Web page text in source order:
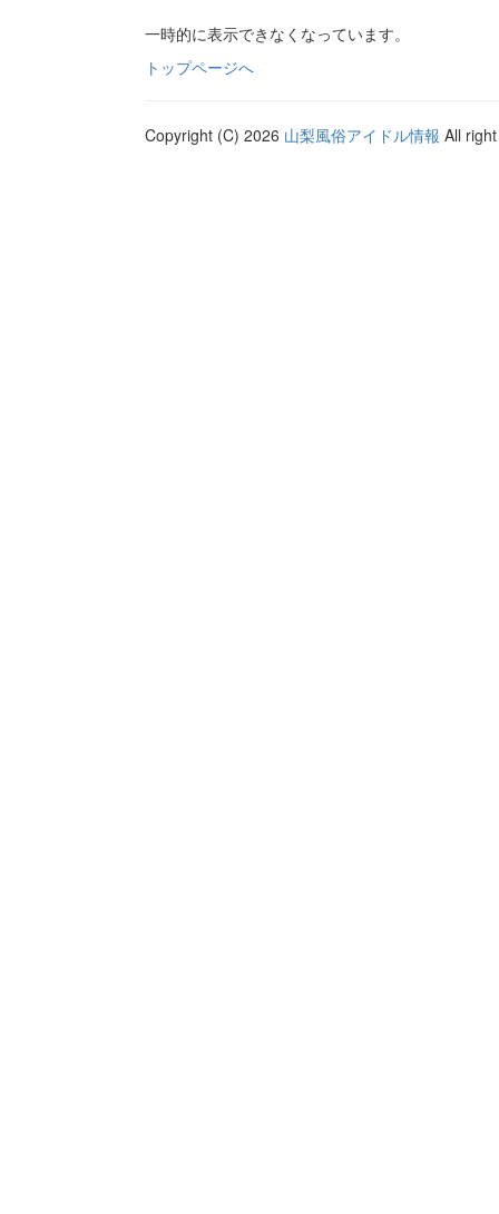
一時的に表示できなくなっています。
トップページへ
Copyright (C) 2026 山梨風俗アイドル情報 All